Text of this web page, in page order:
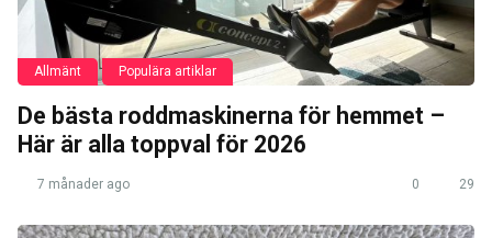
Allmänt Populära artiklar
De bästa roddmaskinerna för hemmet –
Här är alla toppval för 2026
7 månader ago 0 29